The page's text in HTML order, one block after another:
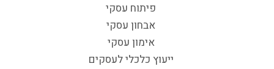
פיתוח עסקי
אבחון עסקי
אימון עסקי
ייעוץ כלכלי לעסקים